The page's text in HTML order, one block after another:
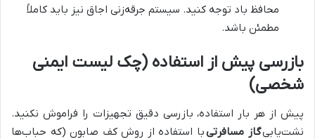
محافظ باد توجه کنید. سیستم جرقه‌زنی اجاق نیز باید کاملاً
مطمئن باشد.
بازرسی پیش از استفاده (چک لیست ایمنی
شخصی)
پیش از هر بار استفاده، بازرسی دقیق تجهیزات را فراموش نکنید.
نشت‌یابیگاز مسافرتیبا استفاده از روش کف صابون (که حباب‌ها